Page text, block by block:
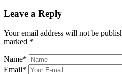
Leave a Reply
Your email address will not be
marked *
Name*
Email*